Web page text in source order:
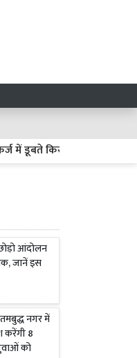
किसान कैसे बनें अर्थव्यवस्था का
आंदोलन
जानें इस
नगर में
करेंगी 8
को